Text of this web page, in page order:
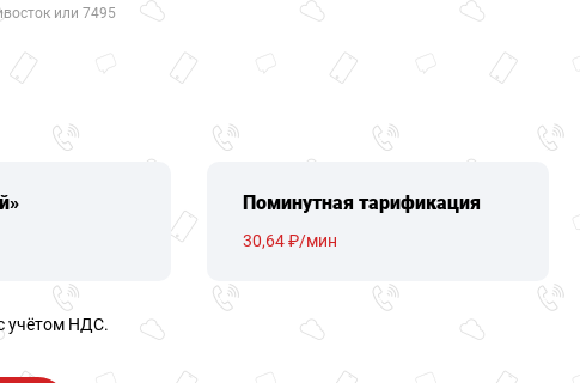
или 7495
Поминутная тарификация
30,64 ₽/мин
учётом НДС.